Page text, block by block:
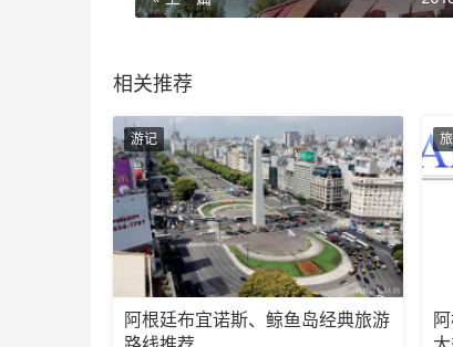
相关推荐
游记
阿根廷布宜诺斯、鲸鱼岛经典旅游